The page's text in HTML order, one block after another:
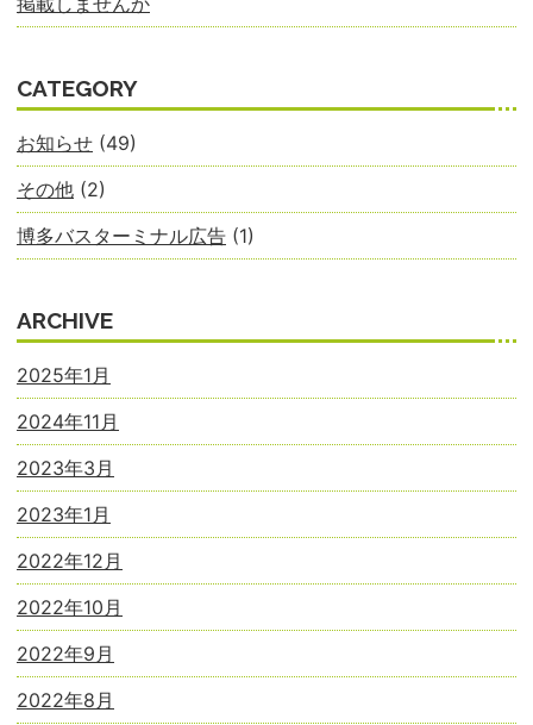
CATEGORY
お知らせ (49)
その他 (2)
博多バスターミナル広告 (1)
ARCHIVE
2025年1月
2024年11月
2023年3月
2023年1月
2022年12月
2022年10月
2022年9月
2022年8月